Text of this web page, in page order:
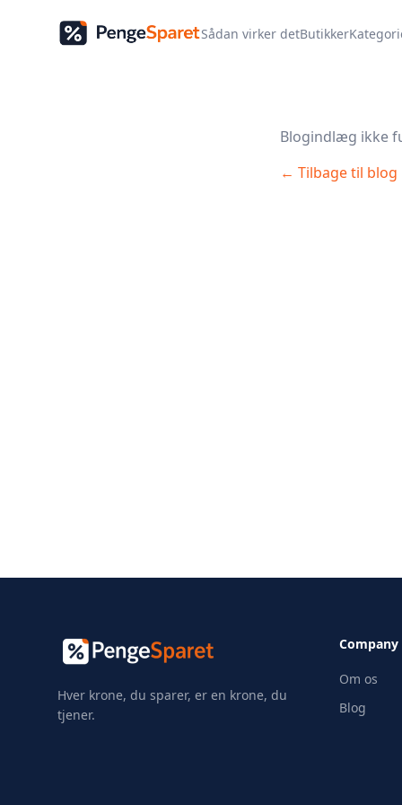
Sådan virker detButikker
Blogindlæg ikke
← Tilbage til blog
Hver krone, du sparer, er en krone, du
tjener.
Company
Om os
Blog